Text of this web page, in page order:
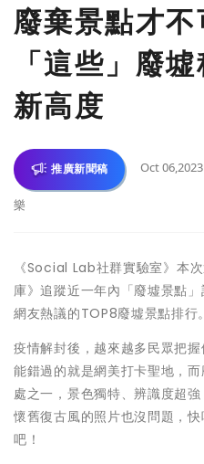
廢棄景點才
「這些」廢
新高度
推廣新聞稿 Oct 06,2023
樂
《Social Lab社群實驗室》本
庫》追蹤近一年內「廢墟景點
網友熱議的TOP8廢墟景點排行。
疫情解封後，越來越多民眾把
能錯過的就是網美打卡聖地，
處之一，景色獨特、辨識度超
懷舊復古風的照片也沒問題，
吧！